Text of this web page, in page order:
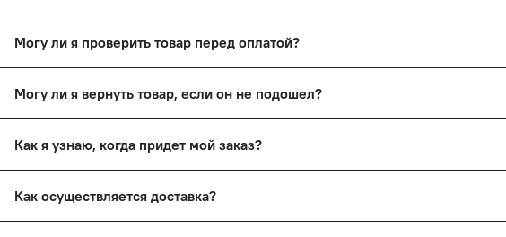
Могу ли я проверить товар перед оплатой?
Могу ли я вернуть товар, если он не подошел?
Как я узнаю, когда придет мой заказ?
Как осуществляется доставка?